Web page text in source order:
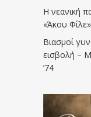
Η νεανική
«Άκου Φίλε»
Βιασμοί
εισβολή –
’74